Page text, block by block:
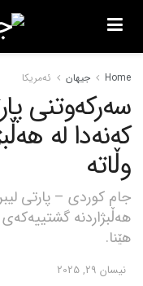
Home جیهان ئەمریکا
سەرکەوتنی
کەنەدا لە
وڵاتە
جام کوردی – پارتی
هەڵبژاردنە
هێنا.
نیسان 29, 2025